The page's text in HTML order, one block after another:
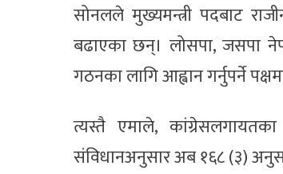
सोनलले मुख्यमन्त्री पदबाट
बढाएका छन्। लोसपा, जसपा
गठनका लागि आह्वान गर्नुपर्ने
त्यस्तै एमाले,
संविधानअनुसार अब १६८ (३)